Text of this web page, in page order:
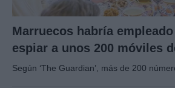
Marruecos habría
espiar a unos 200 móviles
Según ‘The Guardian’, más de 200